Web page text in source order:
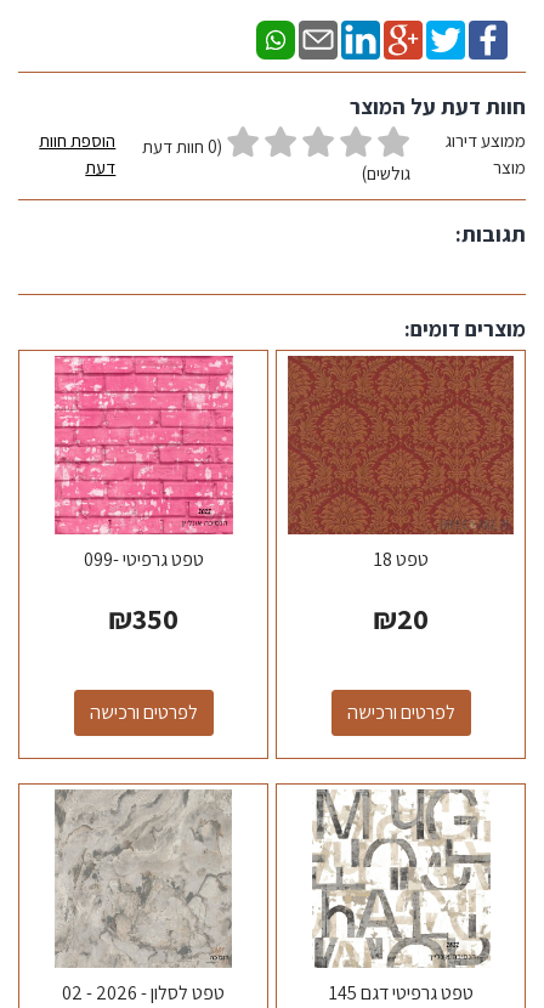
חוות דעת על המוצר
ממוצע דירוג
מוצר
(0 חוות דעת
גולשים)
הוספת חוות
דעת
תגובות:
מוצרים דומים:
טפט 18
₪20
לפרטים ורכישה
טפט גרפיטי -099
₪350
לפרטים ורכישה
טפט גרפיטי דגם 145 טפט לסלון - 2026 - 02